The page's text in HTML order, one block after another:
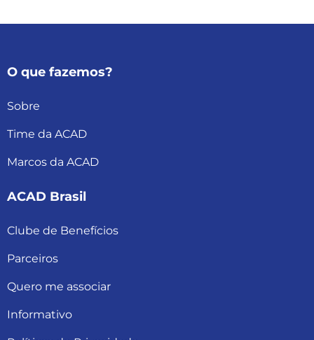
O que fazemos?
Sobre
Time da ACAD
Marcos da ACAD
ACAD Brasil
Clube de Benefícios
Parceiros
Quero me associar
Informativo